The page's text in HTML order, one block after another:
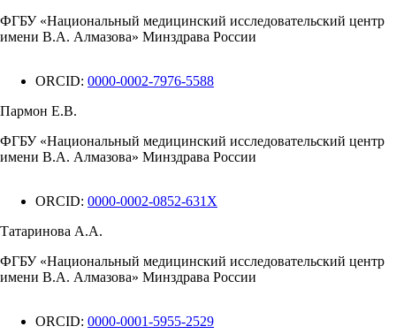
ФГБУ «Национальный медицинский исследовательский центр
имени В.А. Алмазова» Минздрава России
ORCID: 0000-0002-7976-5588
Пармон Е.В.
ФГБУ «Национальный медицинский исследовательский центр
имени В.А. Алмазова» Минздрава России
ORCID: 0000-0002-0852-631X
Татаринова А.А.
ФГБУ «Национальный медицинский исследовательский центр
имени В.А. Алмазова» Минздрава России
ORCID: 0000-0001-5955-2529